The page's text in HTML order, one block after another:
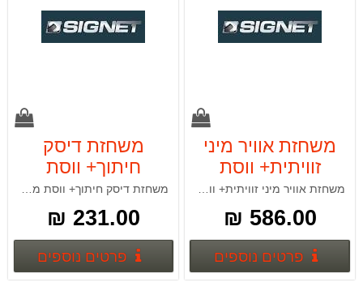
משחזת אוויר מיני
זוויתית+ ווסת
מהירות SIGNET
65138
586.00 ₪
פרטים נוספיםפרטים נוספים
משחזת דיסק
חיתוך+ ווסת
מהירות SIGNET
65118
231.00 ₪
פרטים נוספים